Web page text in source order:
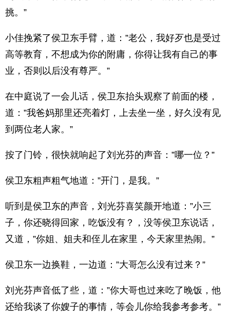
挑。”
小佳挽紧了侯卫东手臂，道：”老公，我好歹也是受过
高等教育，不想成为你的附庸，你得让我有自己的事
业，否则以后没有尊严。”
在中庭说了一会儿话，侯卫东抬头观察了前面的楼，
道：”我爸妈那里还亮着灯，上去坐一坐，好久没有见
到两位老人家。”
按了门铃，很快就响起了刘光芬的声音：”哪一位？”
侯卫东粗声粗气地道：”开门，是我。”
听到是侯卫东的声音，刘光芬喜笑颜开地道：”小三
子，你还晓得回家，吃饭没有？，没等侯卫东说话，
又道，”你姐、姐夫和侄儿在家里，今天家里热闹。”
侯卫东一边换鞋，一边道：”大哥怎么没有过来？”
刘光芬声音低了些，道：”你大哥也过来吃了晚饭，他
还给我谈了你嫂子的事情，等会儿你给我参考参考。”